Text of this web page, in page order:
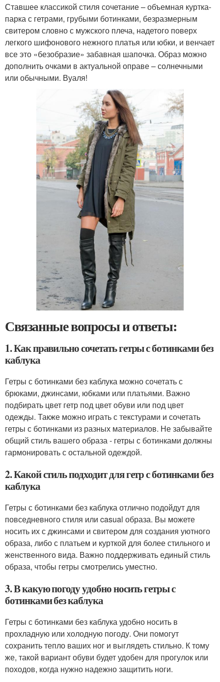
Ставшее классикой стиля сочетание – объемная куртка-
парка с гетрами, грубыми ботинками, безразмерным
свитером словно с мужского плеча, надетого поверх
легкого шифонового нежного платья или юбки, и венчает
все это «безобразие» забавная шапочка. Образ можно
дополнить очками в актуальной оправе – солнечными
или обычными. Вуаля!
Связанные вопросы и ответы:
1. Как правильно сочетать гетры с ботинками без
каблука
Гетры с ботинками без каблука можно сочетать с
брюками, джинсами, юбками или платьями. Важно
подбирать цвет гетр под цвет обуви или под цвет
одежды. Также можно играть с текстурами и сочетать
гетры с ботинками из разных материалов. Не забывайте
общий стиль вашего образа - гетры с ботинками должны
гармонировать с остальной одеждой.
2. Какой стиль подходит для гетр с ботинками без
каблука
Гетры с ботинками без каблука отлично подойдут для
повседневного стиля или casual образа. Вы можете
носить их с джинсами и свитером для создания уютного
образа, либо с платьем и курткой для более стильного и
женственного вида. Важно поддерживать единый стиль
образа, чтобы гетры смотрелись уместно.
3. В какую погоду удобно носить гетры с
ботинками без каблука
Гетры с ботинками без каблука удобно носить в
прохладную или холодную погоду. Они помогут
сохранить тепло ваших ног и выглядеть стильно. К тому
же, такой вариант обуви будет удобен для прогулок или
походов, когда нужно надежно защитить ноги.